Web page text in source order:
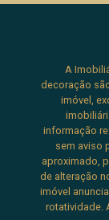
A
decoração
imóvel,
informação
sem aviso
aproximado,
de alteração
imóvel
rotatividade.